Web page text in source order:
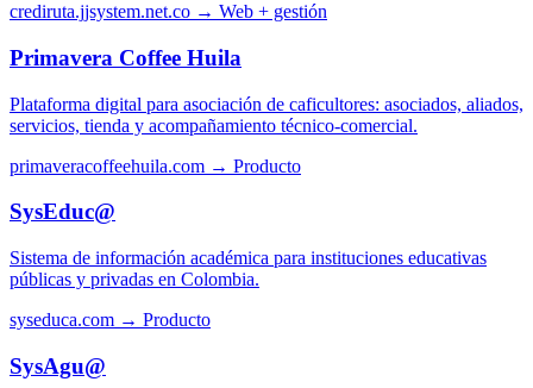
crediruta.jjsystem.net.co → Web + gestión
Primavera Coffee Huila
Plataforma digital para asociación de caficultores: asociados, aliados,
servicios, tienda y acompañamiento técnico-comercial.
primaveracoffeehuila.com → Producto
SysEduc@
Sistema de información académica para instituciones educativas
públicas y privadas en Colombia.
syseduca.com → Producto
SysAgu@